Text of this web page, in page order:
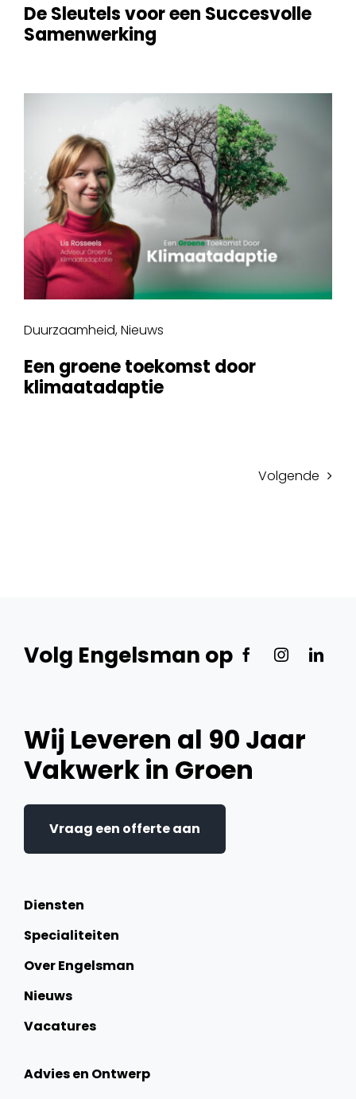
De Sleutels voor een Succesvolle
Samenwerking
Duurzaamheid,Nieuws
Een groene toekomst door
klimaatadaptie
Volgende
Volg Engelsman op
Wij Leveren al 90 Jaar
Vakwerk in Groen
Vraag een offerte aan
Diensten
Specialiteiten
Over Engelsman
Nieuws
Vacatures
Advies en Ontwerp